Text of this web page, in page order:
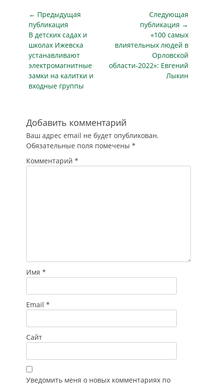
готовы…
заболевание,
которое стало
протекать в легкой
форме, медики
приравнивают к
ОРВИ и называют
сезонным, хотя до
этого оно унесло 6,9
млн жизней людей
Навигация
по
записям
← Предыдущая
публикация
Предыдущая
публикация
​В детских садах и
школах Ижевска
устанавливают
электромагнитные
замки на калитки и
входные группы
Следующая
публикация →
публикация
«100 самых
влиятельных людей в
Орловской
области-2022»: Евгений
Лыкин
Добавить комментарий
Ваш адрес email не будет опубликован.
Обязательные поля помечены *
Комментарий *
Имя *
Email *
Сайт
Уведомить меня о новых комментариях по